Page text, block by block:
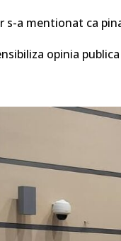
s-a mentionat ca
opinia